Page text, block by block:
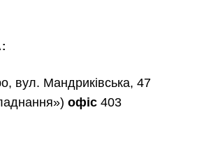
вул. Мандриківська, 47
офіс 403